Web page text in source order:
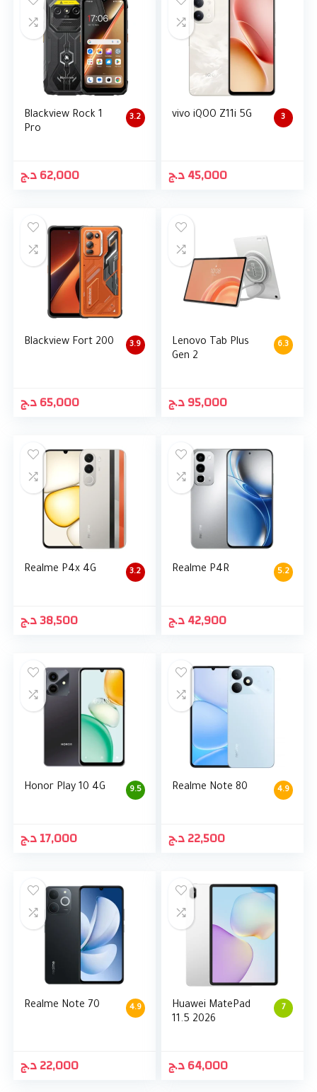
3.2
Blackview Rock 1
Pro
62,000د.ج
3
vivo iQOO Z11i 5G
45,000د.ج
3.9
Blackview Fort 200
65,000د.ج
6.3
Lenovo Tab Plus
Gen 2
95,000د.ج
3.2
Realme P4x 4G
38,500د.ج
5.2
Realme P4R
42,900د.ج
9.5
Honor Play 10 4G
17,000د.ج
4.9
Realme Note 80
22,500د.ج
4.9
Realme Note 70
22,000د.ج
7
Huawei MatePad
11.5 2026
64,000د.ج